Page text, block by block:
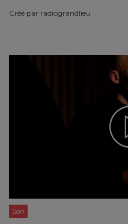
Créé par radiograndlieu
Son